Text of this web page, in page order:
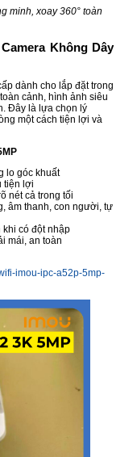
minh, xoay 360° toàn
Không Dây
dành cho lắp đặt trong
cảnh, hình ảnh siêu
Đây là lựa chọn lý
một cách tiện lợi và
lo góc khuất
tiện lợi
nét cả trong tối
âm thanh, con người, tự
có đột nhập
mái, an toàn
imou-ipc-a52p-5mp-